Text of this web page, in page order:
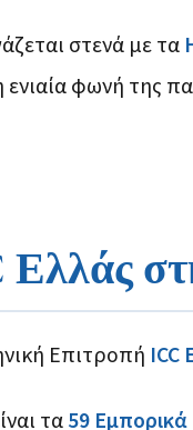
στενά με τα
ενιαία φωνή της
Ελλάς
Επιτροπή ICC
τα59